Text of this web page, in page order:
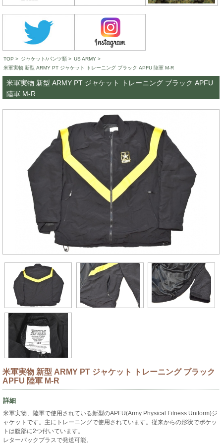
TOP > ジャケット/パンツ類 > US ARMY >
米軍実物 新型 ARMY PT ジャケット トレーニング ブラック APFU 陸軍 M-R
米軍実物 新型 ARMY PT ジャケット トレーニング ブラック APFU
陸軍 M-R
米軍実物 新型 ARMY PT ジャケット トレーニング ブラック
APFU 陸軍 M-R
詳細
米軍実物、陸軍で使用されている新型のAPFU(Army Physical Fitness Uniform)ジ
ャケットです。主にトレーニングで使用されています。従来からの形状でポケッ
トは腹部に2つ付いています。
レターパックプラスで発送可能。